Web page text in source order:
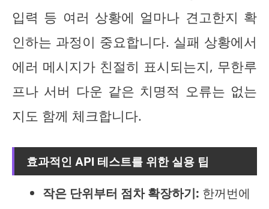
입력 등 여러 상황에 얼마나 견고한지 확
인하는 과정이 중요합니다. 실패 상황에서
에러 메시지가 친절히 표시되는지, 무한루
프나 서버 다운 같은 치명적 오류는 없는
지도 함께 체크합니다.
효과적인 API 테스트를 위한 실용 팁
작은 단위부터 점차 확장하기: 한꺼번에